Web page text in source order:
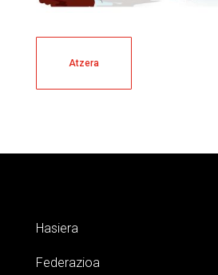
Atzera
Hasiera
Federazioa